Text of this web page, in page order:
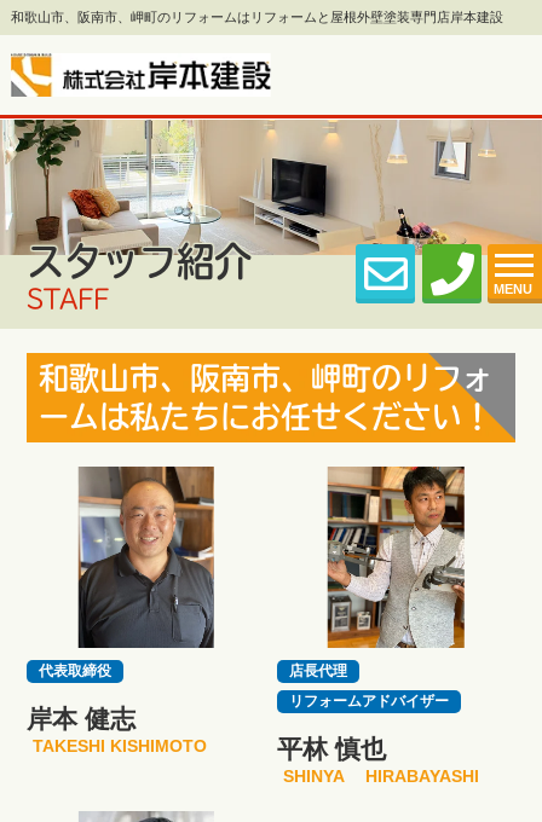
和歌山市、阪南市、岬町のリフォームはリフォームと屋根外壁塗装専門店岸本建設
MENU
スタッフ紹介
STAFF
和歌山市、阪南市、岬町のリフォ
ームは私たちにお任せください！
代表取締役
岸本 健志
TAKESHI KISHIMOTO
店長代理
リフォームアドバイザー
平林 慎也
SHINYA HIRABAYASHI